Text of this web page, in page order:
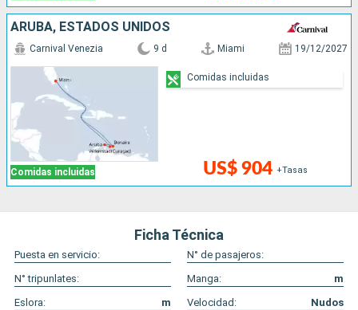
ARUBA, ESTADOS UNIDOS
Comidas incluidas
Carnival Venezia 9 d Miami 19/12/2027
US$ 904 +Tasas
Comidas incluidas
Ficha Técnica
Puesta en servicio:
N° de pasajeros:
N° tripunlates:
Manga:
m
Eslora:
m Velocidad: Nudos